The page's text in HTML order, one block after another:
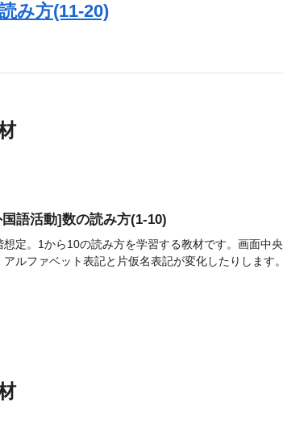
み方(11-20)
語活動]数の読み方(1-10)
想定。1から10の読み方を学習する教材です。画面
アルファベット表記と片仮名表記が変化したりします